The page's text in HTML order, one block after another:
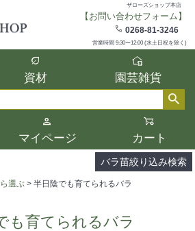
ザローズショップ本店
【お問い合わせフォーム】
0268-81-3246
営業時間 9:30〜12:00 (水土日祝を除く)
資材 園芸雑貨
マイページ カート
バラ苗絞り込み検索
の条件を選択して絞り込み検索が可能
した項目全てに該当する品種のみ検索
表示されます。
プ、カラー、ブランドなどは1つずつ選
てください。
選ぶ 半日陰でも育てられるバラ
も育てられるバラ